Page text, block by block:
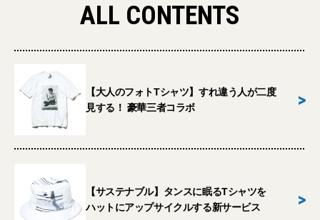
ALL CONTENTS
【大人のフォトTシャツ】すれ違う人が二度
見する！ 豪華三者コラボ
>
【サステナブル】タンスに眠るTシャツを
ハットにアップサイクルする新サービス
>